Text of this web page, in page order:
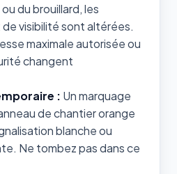
du brouillard, les
visibilité sont altérées.
maximale autorisée ou
changent
: Un marquage
de chantier orange
blanche ou
Ne tombez pas dans ce